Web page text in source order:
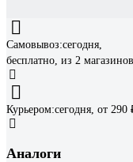
Самовывоз:сегодня,
бесплатно, из 2 магазинов
Курьером:сегодня, от 290
Аналоги